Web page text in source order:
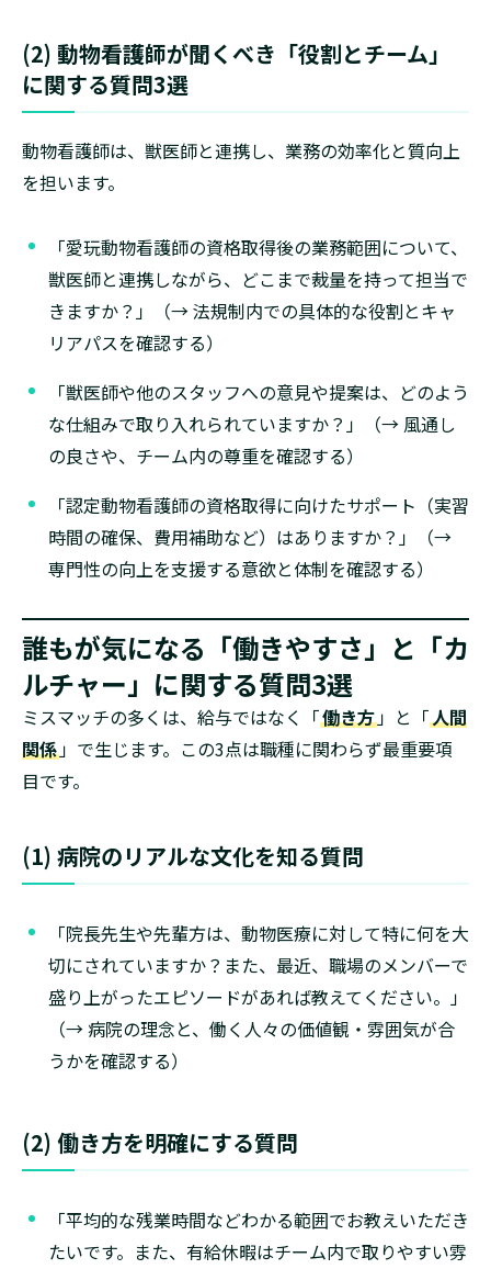
(2) 動物看護師が聞くべき「役割とチーム」
に関する質問3選
動物看護師は、獣医師と連携し、業務の効率化と質向上
を担います。
「愛玩動物看護師の資格取得後の業務範囲について、
獣医師と連携しながら、どこまで裁量を持って担当で
きますか？」（→ 法規制内での具体的な役割とキャ
リアパスを確認する）
「獣医師や他のスタッフへの意見や提案は、どのよう
な仕組みで取り入れられていますか？」（→ 風通し
の良さや、チーム内の尊重を確認する）
「認定動物看護師の資格取得に向けたサポート（実習
時間の確保、費用補助など）はありますか？」（→
専門性の向上を支援する意欲と体制を確認する）
誰もが気になる「働きやすさ」と「カ
ルチャー」に関する質問3選
ミスマッチの多くは、給与ではなく「働き方」と「人間
関係」で生じます。この3点は職種に関わらず最重要項
目です。
(1) 病院のリアルな文化を知る質問
「院長先生や先輩方は、動物医療に対して特に何を大
切にされていますか？また、最近、職場のメンバーで
盛り上がったエピソードがあれば教えてください。」
（→ 病院の理念と、働く人々の価値観・雰囲気が合
うかを確認する）
(2) 働き方を明確にする質問
「平均的な残業時間などわかる範囲でお教えいただき
たいです。また、有給休暇はチーム内で取りやすい雰